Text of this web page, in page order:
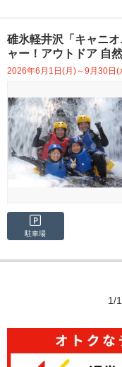
碓氷軽井沢「キャニ
ャー！アウトドア 自
2026年6月1日(月)～9月30日(
駐車場
1/1